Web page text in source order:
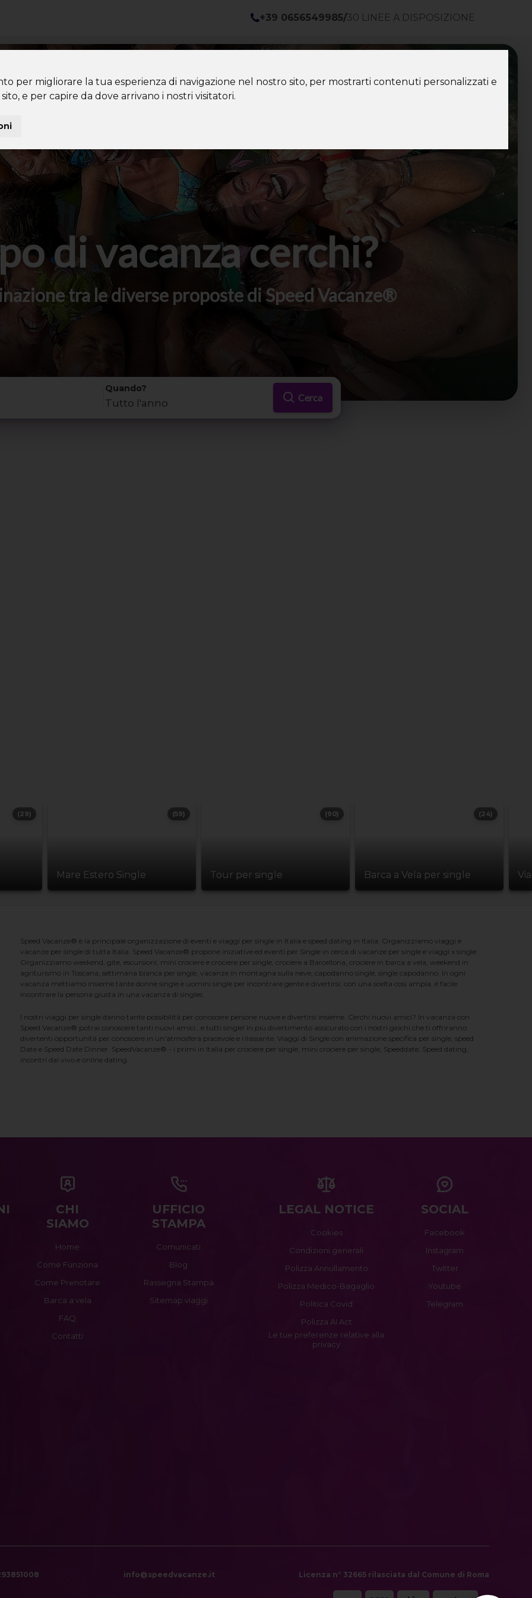
per migliorare la tua esperienza di navigazione nel nostro sito, per mostrarti contenuti personalizzati e
e per capire da dove arrivano i nostri visitatori.
+39 0656549985/30 LINEE A DISPOSIZIONE
di vacanza cerchi?
tra le diverse proposte di Speed Vacanze®
Quando?
Tutto l'anno Cerca
(29)
Mare Estero Single
(59)
Tour per single
(90)
Barca a Vela per single
(24)
Speed Vacanze® è la principale organizzazione di eventi e viaggi per single in Italia e speed dating in Italia. Organizziamo viaggi e
vacanze per single di tutta Italia. Speed Vacanze® propone iniziative ed eventi per Single in cerca di vacanze per single e viaggi x single.
Organizziamo weekend, gite, escursioni, mini crociere e crociere per single, crociere a Barcellona, crociere in barca a vela, weekend in
agriturismo in Toscana, settimana bianca per single, vacanze in montagna sulla neve, capodanno single, single capodanno. In ogni
vacanza mettiamo insieme tante donne single e uomini single per incontrare gente e divertirsi; con una scelta cosi ampia, è facile
incontrare la persona giusta in una vacanza di singles.
I nostri viaggi per single danno tante possibilità per conoscere persone nuove e divertirsi insieme. Cerchi nuovi amici? In vacanza con
Speed Vacanze® potrai conoscere tanti nuovi amici...e tutti single! In più divertimento assicurato con i nostri giochi che ti offriranno
divertenti opportunità per conoscere in un'atmosfera piacevole e rilassante. Viaggi di Single con animazione specifica per single, speed
Date e Speed Date Dinner. SpeedVacanze® - i primi in Italia per crociere per single, mini crociere per single, Speeddate, Speed dating,
incontri dal vivo e online dating.
CHI
SIAMO
Home
Come Funziona
Come Prenotare
Barca a vela
FAQ
Contatti
UFFICIO
STAMPA
Comunicati
Blog
Rassegna Stampa
Sitemap viaggi
LEGAL NOTICE
Cookies
Condizioni generali
Polizza Annullamento
Polizza Medico-Bagaglio
Politica Covid
Polizza AI Act
Le tue preferenze relative alla
privacy
SOCIAL
Facebook
Instagram
Twitter
Youtube
Telegram
info@speedvacanze.it Licenza n° 32665 rilasciata dal Comune di Roma